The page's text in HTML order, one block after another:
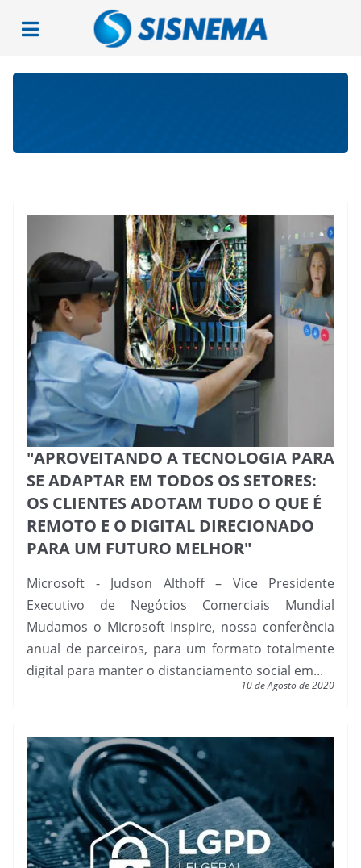
"APROVEITANDO A TECNOLOGIA PARA
SE ADAPTAR EM TODOS OS SETORES:
OS CLIENTES ADOTAM TUDO O QUE É
REMOTO E O DIGITAL DIRECIONADO
PARA UM FUTURO MELHOR"
Microsoft - Judson Althoff – Vice Presidente
Executivo de Negócios Comerciais Mundial
Mudamos o Microsoft Inspire, nossa conferência
anual de parceiros, para um formato totalmente
digital para manter o distanciamento social em...
10 de Agosto de 2020